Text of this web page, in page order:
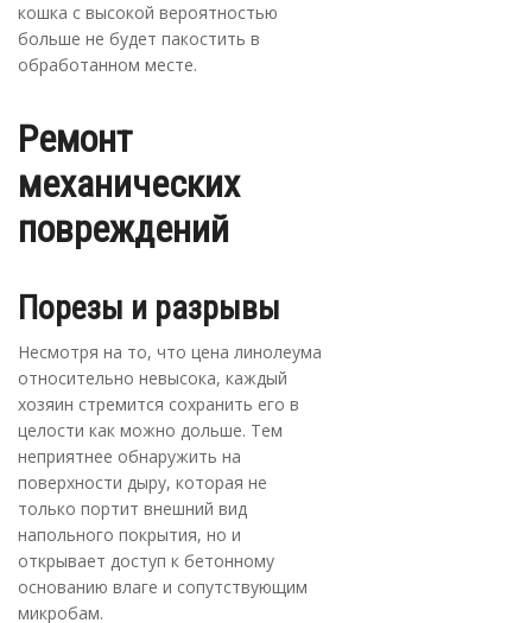
кошка с высокой вероятностью
больше не будет пакостить в
обработанном месте.
Ремонт
механических
повреждений
Порезы и разрывы
Несмотря на то, что цена линолеума
относительно невысока, каждый
хозяин стремится сохранить его в
целости как можно дольше. Тем
неприятнее обнаружить на
поверхности дыру, которая не
только портит внешний вид
напольного покрытия, но и
открывает доступ к бетонному
основанию влаге и сопутствующим
микробам.